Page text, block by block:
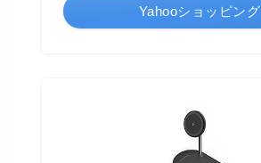
Yahooショッピング